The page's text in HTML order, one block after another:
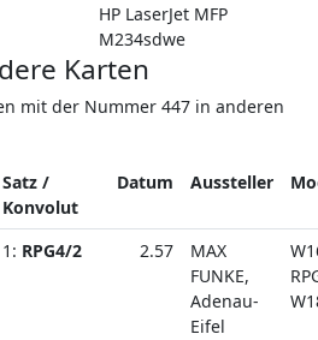
HP LaserJet MFP
M234sdwe
Karten
mit der Nummer 447 in anderen
Satz /
Konvolut
Datum Aussteller
1: RPG4/2 2.57
MAX
FUNKE,
Adenau-
Eifel